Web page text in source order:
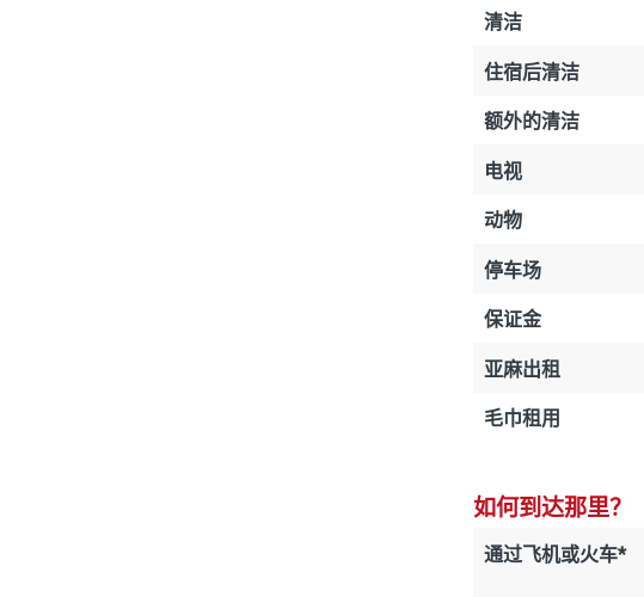
清洁
住宿后清洁
额外的清洁
电视
动物
停车场
保证金
亚麻出租
毛巾租用
如何到达那里？
通过飞机或火车*